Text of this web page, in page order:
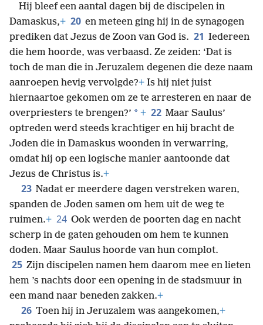
Hij bleef een aantal dagen bij de discipelen in
Damaskus,+ 20 en meteen ging hij in de synagogen
prediken dat Jezus de Zoon van God is. 21 Iedereen
die hem hoorde, was verbaasd. Ze zeiden: ‘Dat is
toch de man die in Jeruzalem degenen die deze naam
aanroepen hevig vervolgde?+ Is hij niet juist
hiernaartoe gekomen om ze te arresteren en naar de
overpriesters te brengen?’ * + 22 Maar Saulus’
optreden werd steeds krachtiger en hij bracht de
Joden die in Damaskus woonden in verwarring,
omdat hij op een logische manier aantoonde dat
Jezus de Christus is.+
23 Nadat er meerdere dagen verstreken waren,
spanden de Joden samen om hem uit de weg te
ruimen.+ 24 Ook werden de poorten dag en nacht
scherp in de gaten gehouden om hem te kunnen
doden. Maar Saulus hoorde van hun complot.
25 Zijn discipelen namen hem daarom mee en lieten
hem ’s nachts door een opening in de stadsmuur in
een mand naar beneden zakken.+
26 Toen hij in Jeruzalem was aangekomen,+